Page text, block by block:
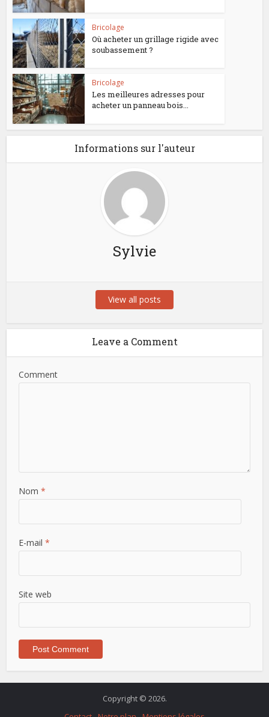
Bricolage
Où acheter un grillage rigide avec
soubassement ?
Bricolage
Les meilleures adresses pour
acheter un panneau bois...
Informations sur l'auteur
Sylvie
View all posts
Leave a Comment
Comment
Nom*
E-mail*
Site web
Copyright © 2026.